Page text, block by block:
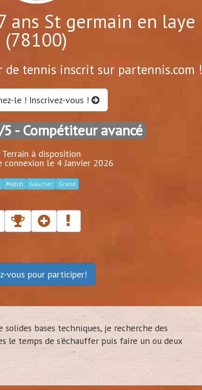
ans St germain en laye
(78100)
tennis inscrit sur partennis.com !
le ! Inscrivez-vous !
5 - Compétiteur avancé
Terrain à disposition
connexion le 4 Janvier 2026
Match Gaucher Grand
vous pour participer!
bases techniques, je recherche des
le temps de s'échauffer puis faire un ou deux
( Vanves - 92)